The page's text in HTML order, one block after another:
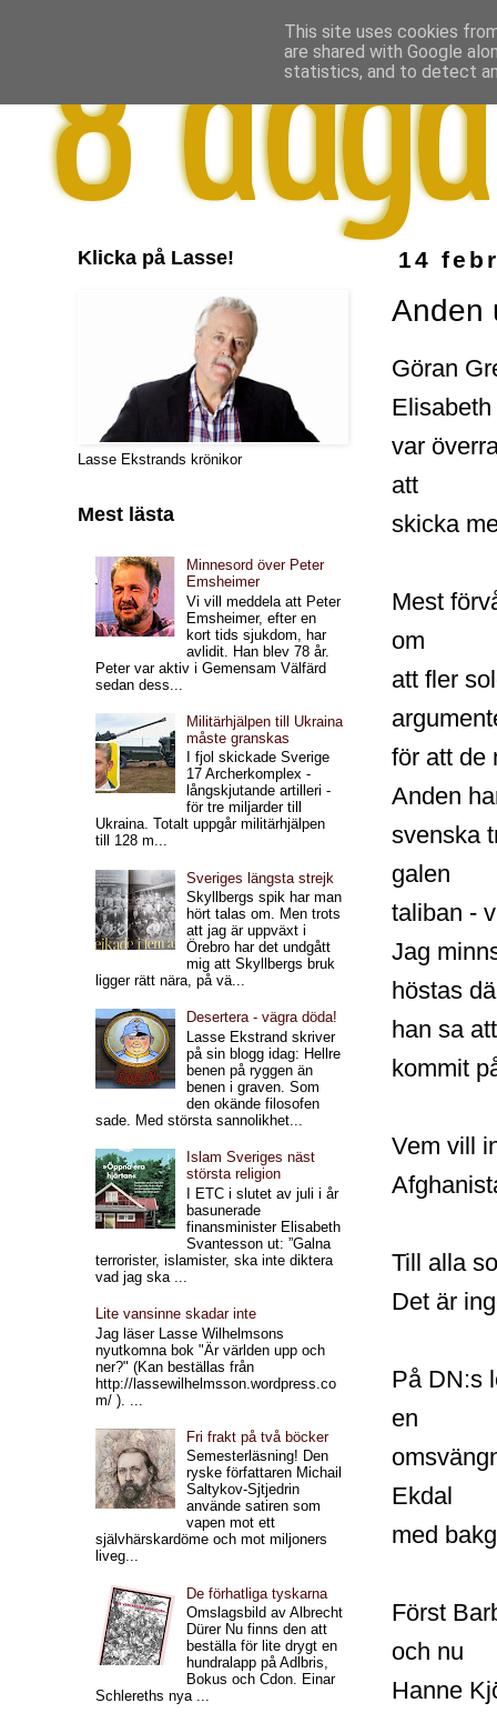
14
Anden
Göran
var
att
skicka
Mest
om
att fler
för att de
Anden
svenska
galen
taliban -
Jag
höstas
han sa
kommit
Vem vill
Till alla
Det är
På DN:s
en
Ekdal
med
Först
och nu
Hanne
Klicka på Lasse!
Lasse Ekstrands krönikor
Mest lästa
Minnesord över Peter
Emsheimer
Vi vill meddela att Peter
Emsheimer, efter en
kort tids sjukdom, har
avlidit. Han blev 78 år.
Peter var aktiv i Gemensam Välfärd
sedan dess...
Militärhjälpen till Ukraina
måste granskas
I fjol skickade Sverige
17 Archerkomplex -
långskjutande artilleri -
för tre miljarder till
Ukraina. Totalt uppgår militärhjälpen
till 128 m...
Sveriges längsta strejk
Skyllbergs spik har man
hört talas om. Men trots
att jag är uppväxt i
Örebro har det undgått
mig att Skyllbergs bruk
ligger rätt nära, på vä...
Desertera - vägra döda!
Lasse Ekstrand skriver
på sin blogg idag: Hellre
benen på ryggen än
benen i graven. Som
den okände filosofen
sade. Med största sannolikhet...
Islam Sveriges näst
största religion
I ETC i slutet av juli i år
basunerade
finansminister Elisabeth
Svantesson ut: ”Galna
terrorister, islamister, ska inte diktera
vad jag ska ...
Lite vansinne skadar inte
Jag läser Lasse Wilhelmsons
nyutkomna bok "Är världen upp och
ner?" (Kan beställas från
http://lassewilhelmsson.wordpress.co
m/ ). ...
Fri frakt på två böcker
Semesterläsning! Den
ryske författaren Michail
Saltykov-Sjtjedrin
använde satiren som
vapen mot ett
självhärskardöme och mot miljoners
liveg...
De förhatliga tyskarna
Omslagsbild av Albrecht
Dürer Nu finns den att
beställa för lite drygt en
hundralapp på Adlbris,
Bokus och Cdon. Einar
Schlereths nya ...
This site uses cookies
are shared with Google
statistics, and to detect